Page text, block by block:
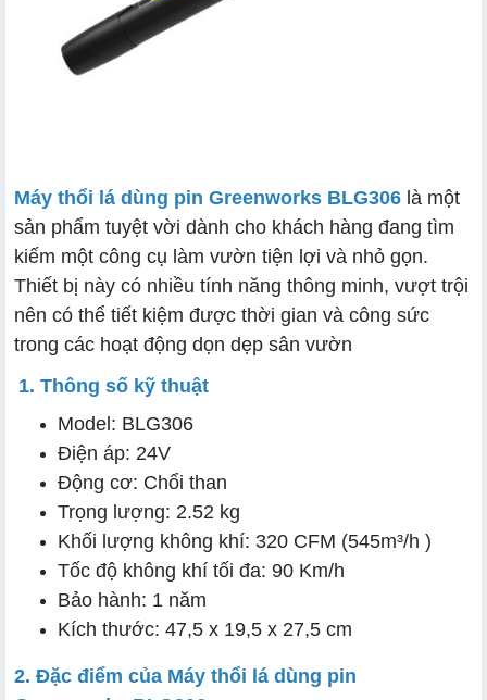
Máy thổi lá dùng pin Greenworks BLG306 là một
sản phẩm tuyệt vời dành cho khách hàng đang tìm
kiếm một công cụ làm vườn tiện lợi và nhỏ gọn.
Thiết bị này có nhiều tính năng thông minh, vượt trội
nên có thể tiết kiệm được thời gian và công sức
trong các hoạt động dọn dẹp sân vườn
1. Thông số kỹ thuật
Model: BLG306
Điện áp: 24V
Động cơ: Chổi than
Trọng lượng: 2.52 kg
Khối lượng không khí: 320 CFM (545m³/h )
Tốc độ không khí tối đa: 90 Km/h
Bảo hành: 1 năm
Kích thước: 47,5 x 19,5 x 27,5 cm
2. Đặc điểm của Máy thổi lá dùng pin